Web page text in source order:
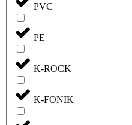
PVC
PE
K-ROCK
K-FONIK